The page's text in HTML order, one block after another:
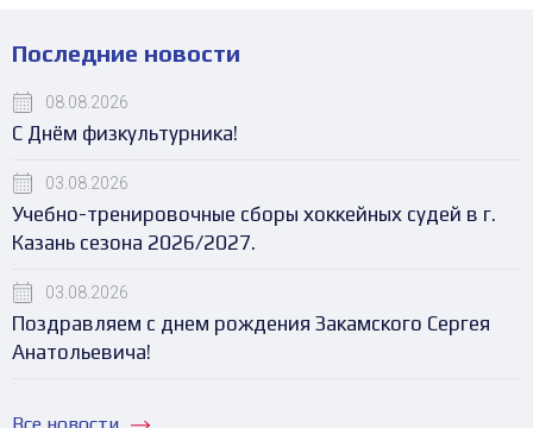
Последние новости
08.08.2026
С Днём физкультурника!
03.08.2026
Учебно-тренировочные сборы хоккейных судей в г.
Казань сезона 2026/2027.
03.08.2026
Поздравляем с днем рождения Закамского Сергея
Анатольевича!